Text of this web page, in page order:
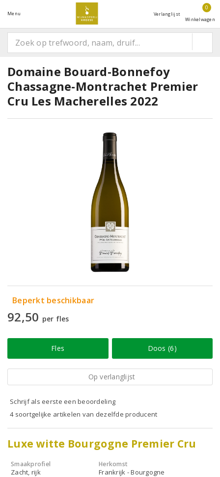
Menu Verlanglijst
0
Winkelwagen
Domaine Bouard-Bonnefoy
Chassagne-Montrachet Premier
Cru Les Macherelles 2022
Beperkt beschikbaar
92,50 per fles
Fles Doos (6)
Op verlanglijst
Schrijf als eerste een beoordeling
4 soortgelijke artikelen van dezelfde producent
Luxe witte Bourgogne Premier Cru
Smaakprofiel
Zacht, rijk
Herkomst
Frankrijk - Bourgogne